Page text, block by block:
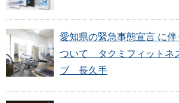
愛知県の緊急事態宣言 に
ついて タクミフィットネ
ブ 長久手